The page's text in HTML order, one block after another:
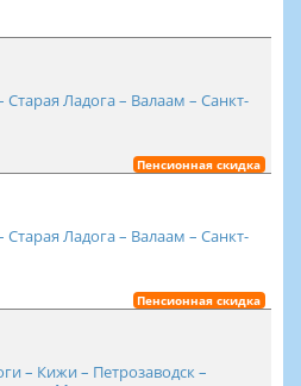
Ладога – Валаам – Санкт-
Пенсионная скидка
Ладога – Валаам – Санкт-
Пенсионная скидка
– Кижи – Петрозаводск –